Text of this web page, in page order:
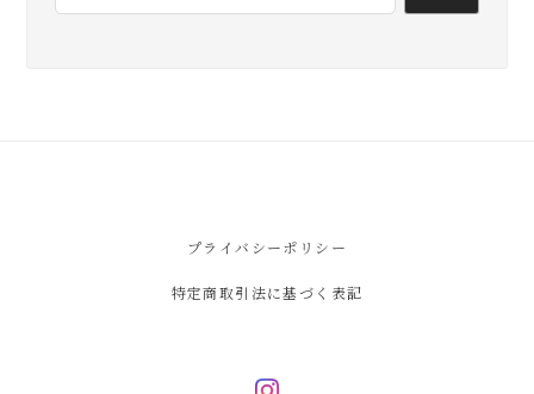
プライバシーポリシー
特定商取引法に基づく表記